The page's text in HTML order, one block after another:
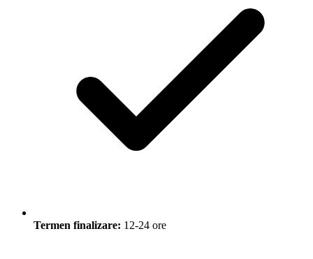
Termen finalizare: 12-24 ore